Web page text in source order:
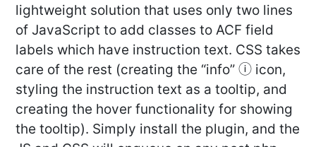
lightweight solution that uses only two lines
of JavaScript to add classes to ACF field
labels which have instruction text. CSS takes
care of the rest (creating the “info” ⓘ icon,
styling the instruction text as a tooltip, and
creating the hover functionality for showing
the tooltip). Simply install the plugin, and the